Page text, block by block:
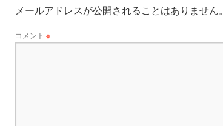
メールアドレスが公開されることはありません。
コメント ※